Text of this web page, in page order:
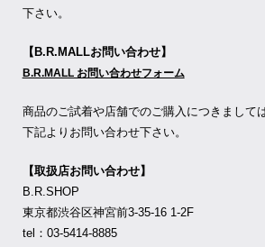
下さい。
【B.R.MALLお問い合わせ】
B.R.MALL お問い合わせフォーム
商品のご試着や店舗でのご購入につきましては
下記よりお問い合わせ下さい。
【取扱店お問い合わせ】
B.R.SHOP
東京都渋谷区神宮前3-35-16 1-2F
tel：03-5414-8885